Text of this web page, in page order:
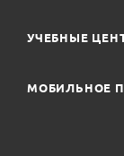
УЧЕБНЫЕ
МОБИЛЬНОЕ